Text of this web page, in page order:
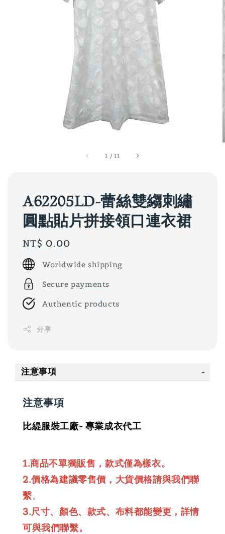
1 /11
A62205LD-蕾絲雙縐刺繡
圓點貼片拼接領口連衣裙
Regular
price
NT$ 0.00
Worldwide shipping
Secure payments
Authentic products
分享
注意事項
注意事項
比緹服裝工廠- 專業成衣代工
1.商品不單獨販售，款式僅為樣衣。
2.價格為建議零售價，大貨價格請與我們聯
繫。
3.尺寸、顏色、款式、布料都能變更，詳情
可與我們聯繫。